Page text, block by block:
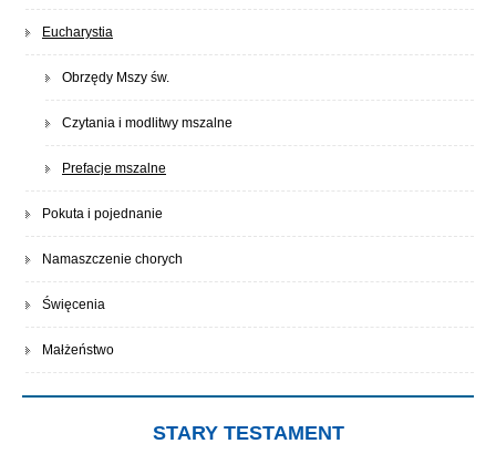
Eucharystia
Obrzędy Mszy św.
Czytania i modlitwy mszalne
Prefacje mszalne
Pokuta i pojednanie
Namaszczenie chorych
Święcenia
Małżeństwo
STARY TESTAMENT